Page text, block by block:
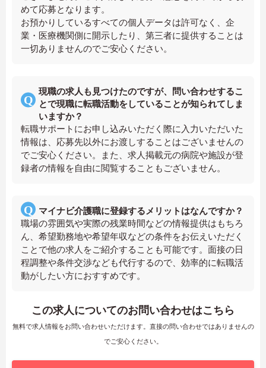
めて応募となります。
お預かりしているすべての個人データは許可なく、企
業・医療機関側に開示したり、第三者に提供することは
一切ありませんのでご安心ください。
現職の求人も見つけたのですが、問い合わせするこ
とで現職に転職活動をしていることが知られてしま
いますか？
転職サポートにお申し込みいただく際に入力いただいた
情報は、応募先以外にお渡しすることはございませんの
でご安心ください。また、求人掲載元の病院や施設が登
録者の情報を自由に閲覧することもございません。
マイナビ介護職に登録するメリットはなんですか？
職場の雰囲気や実際の残業時間などの情報提供はもちろ
ん、希望勤務地や希望年収などの条件をお伝えいただく
ことで他の求人をご紹介することも可能です。面接の日
程調整や条件交渉なども代行するので、効率的に転職活
動がしたい方におすすめです。
この求人についてのお問い合わせはこちら
無料で求人情報をお問い合わせいただけます。直接の問い合わせではありませんの
でご安心ください。